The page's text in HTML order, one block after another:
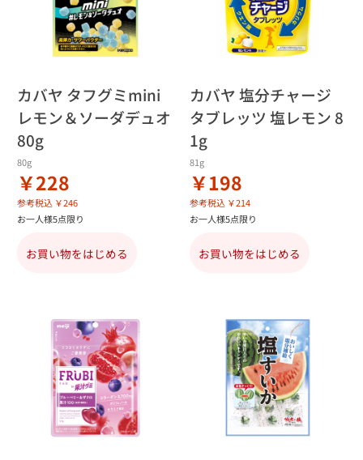
カバヤ タフグミmini
レモン＆ソーダデュオ
80g
80g
￥228
参考税込 ￥246
お一人様5点限り
お買い物をはじめる
カバヤ 塩分チャージ
タブレッツ 塩レモン 8
1g
81g
￥198
参考税込 ￥214
お一人様5点限り
お買い物をはじめる